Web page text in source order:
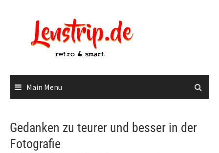
Main Menu
Gedanken zu teurer und besser in der
Fotografie